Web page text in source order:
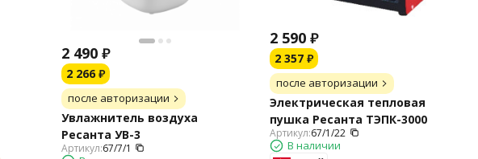
2 490 ₽
2 266 ₽
после авторизации
Увлажнитель воздуха
Ресанта УВ-3
Артикул:67/7/1
2 590 ₽
2 357 ₽
после авторизации
Электрическая тепловая
пушка Ресанта ТЭПК-3000
Артикул:67/1/22
В наличии